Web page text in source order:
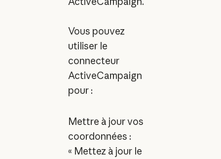
Vous pouvez
utiliser le
connecteur
ActiveCampaign
pour :
Mettre à jour vos
coordonnées :
« Mettez à jour le